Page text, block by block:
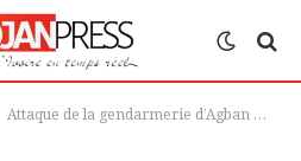
Attaque de la gendarmerie d’Agban en décembre 2012/ Un officier du groupement de l’escadron blindé (GEB) enfonce des coaccusés du Commandant Abéhi